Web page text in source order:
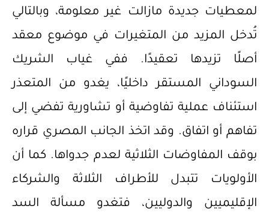
لمعطيات جديدة مازالت غير معلومة، وبالتالي
تُدخل المزيد من المتغيرات في موضوع معقد
أصلًا تزيدها تعقيدًا. ففي غياب الشريك
السوداني المستقر داخليًا، يغدو من المتعذر
استئناف عملية تفاوضية أو تشاورية تفضي إلى
تفاهم أو اتفاق. وقد اتخذ الجانب المصري قراره
بوقف المفاوضات الثلاثية لعدم جدواها. كما أن
الأولويات تتبدل للأطراف الثلاثة والشركاء
الإقليميين والدوليين، فتغدو مسألة السد